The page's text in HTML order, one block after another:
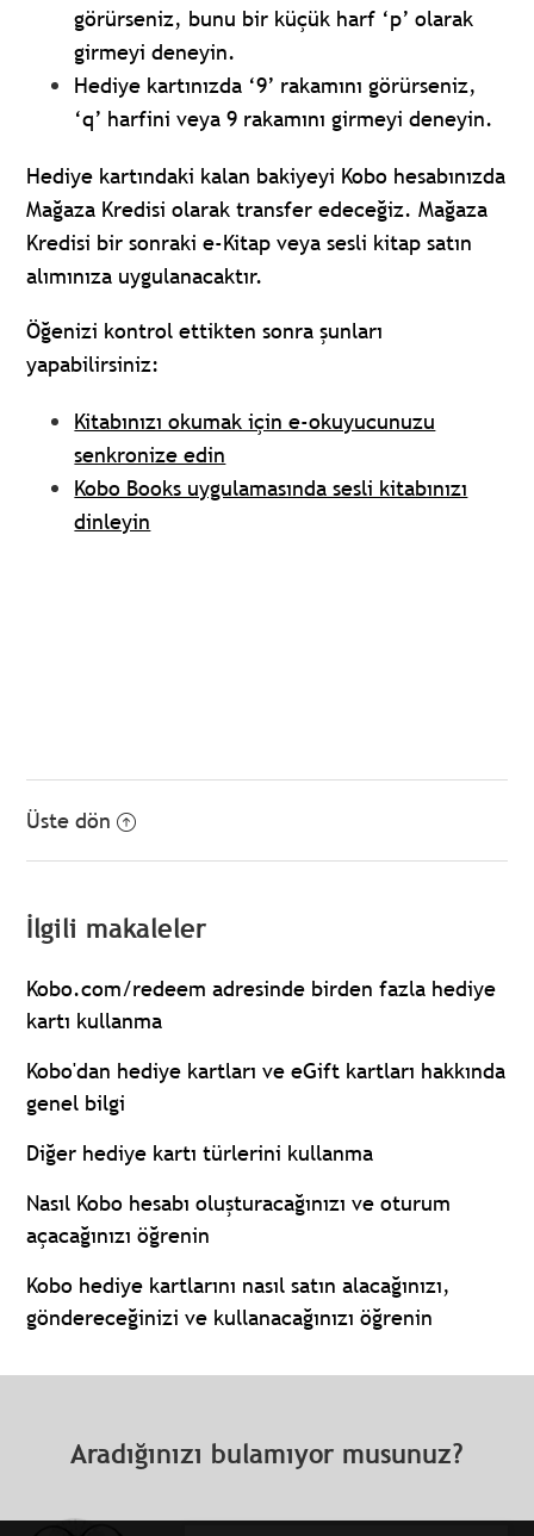
görürseniz, bunu bir küçük harf ‘p’ olarak
girmeyi deneyin.
Hediye kartınızda ‘9’ rakamını görürseniz,
‘q’ harfini veya 9 rakamını girmeyi deneyin.
Hediye kartındaki kalan bakiyeyi Kobo hesabınızda
Mağaza Kredisi olarak transfer edeceğiz. Mağaza
Kredisi bir sonraki e-Kitap veya sesli kitap satın
alımınıza uygulanacaktır.
Öğenizi kontrol ettikten sonra şunları
yapabilirsiniz:
Kitabınızı okumak için e-okuyucunuzu
senkronize edin
Kobo Books uygulamasında sesli kitabınızı
dinleyin
Üste dön
İlgili makaleler
Kobo.com/redeem adresinde birden fazla hediye
kartı kullanma
Kobo'dan hediye kartları ve eGift kartları hakkında
genel bilgi
Diğer hediye kartı türlerini kullanma
Nasıl Kobo hesabı oluşturacağınızı ve oturum
açacağınızı öğrenin
Kobo hediye kartlarını nasıl satın alacağınızı,
göndereceğinizi ve kullanacağınızı öğrenin
Aradığınızı bulamıyor musunuz?